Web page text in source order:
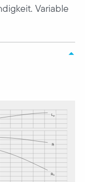
Variable